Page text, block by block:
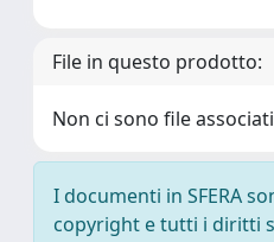
File in questo prodotto:
Non ci sono file
I documenti in SFERA
copyright e tutti i diritti